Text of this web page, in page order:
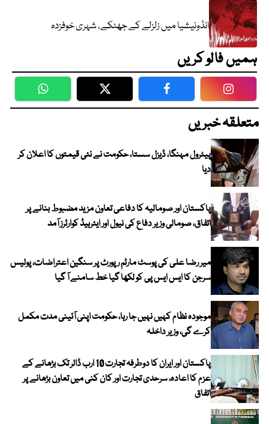
انڈونیشیا میں زلزلے کے جھٹکے، شہری خوفزدہ
ہمیں فالو کریں
WhatsApp Twitter Facebook
متعلقہ خبریں
پیٹرول مہنگا، ڈیزل سستا، حکومت نے نئی قیمتوں کا اعلان کر
دیا
پاکستان اور صومالیہ کا دفاعی تعاون مزید مضبوط بنانے پر
اتفاق، صومالی وزیر دفاع کی نیول اور ایئرہیڈ کوارٹرز آمد
میر رضا علی کی پوسٹ مارٹم رپورٹ پر سنگین اعتراضات، پولیس
سرجن کا ایس ایس پی کو لکھا گیا خط سامنے آ گیا
موجودہ نظام کہیں نہیں جا رہا، حکومت اپنی آئینی مدت مکمل
کرے گی، وزیر داخلہ
پاکستان اور ایران کا دوطرفہ تجارت 10 ارب ڈالر تک بڑھانے کے
عزم کا اعادہ، سرحدی تجارت اور کان کنی میں تعاون بڑھانے پر
اتفاق